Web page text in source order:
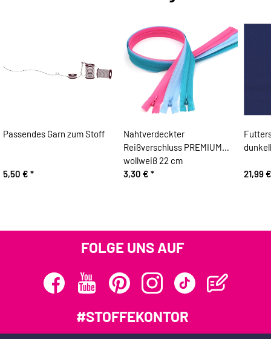
Passendes Garn zum Stoff
5,50 € *
Nahtverdeckter
Reißverschluss PREMIUM
wollweiß 22 cm
3,30 € * 21,99
FOLGE UNS AUF
#STOFFEKONTOR